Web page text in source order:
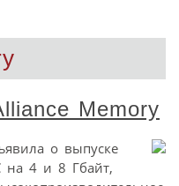
Memory
о выпуске
на 4 и 8 Гбайт,